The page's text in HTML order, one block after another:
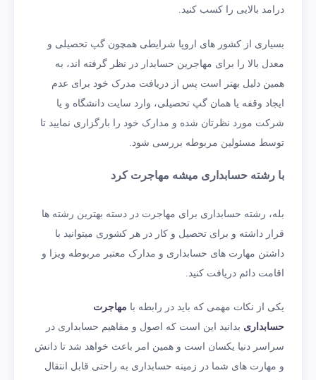
درامد بالایی را کسب کنید.
بسیاری از کشور های اروپا شرایطی همچون گپ تحصیلی و
معدل بالا را برای مهاجرین حسابدار در نظر گرفته اند، به
همین دلیل بهتر است پس از دریافت مدرک خود برای عدم
ایجاد وقفه یا همان گپ تحصیلی، وارد سایت دانشگاه و یا
شرکت مورد نظرتان شده و مدارک خود را بارگزاری نمایید تا
توسط مسئولین مربوطه بررسی شود.
با رشته حسابداری میشه مهاجرت کرد
بله، رشته حسابداری برای مهاجرت در دسته بهترین رشته ها
قرار داشته و برای تحصیل و کار در هر کشوری میتوانید با
داشتن مهارت های حسابداری و مدارک معتبر مربوطه ویزا و
اقامت دائم دریافت کنید.
یکی از نکات مهمی که باید در رابطه با مهاجرت
حسابداری بدانید این است که اصول و مفاهیم حسابداری در
سراسر دنیا یکسان است و همین امر باعث خواهد شد تا دانش
و مهارت های شما در زمینه حسابداری به راحتی قابل انتقال